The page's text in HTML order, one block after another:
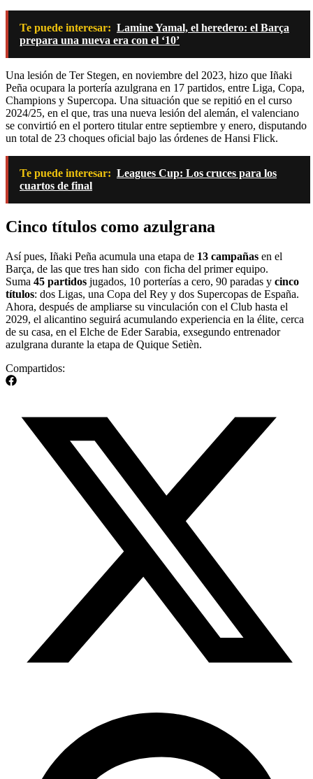
Te puede interesar: Lamine Yamal, el heredero: el Barça
prepara una nueva era con el ‘10’
Una lesión de Ter Stegen, en noviembre del 2023, hizo que Iñaki
Peña ocupara la portería azulgrana en 17 partidos, entre Liga, Copa,
Champions y Supercopa. Una situación que se repitió en el curso
2024/25, en el que, tras una nueva lesión del alemán, el valenciano
se convirtió en el portero titular entre septiembre y enero, disputando
un total de 23 choques oficial bajo las órdenes de Hansi Flick.
Te puede interesar: Leagues Cup: Los cruces para los
cuartos de final
Cinco títulos como azulgrana
Así pues, Iñaki Peña acumula una etapa de 13 campañas en el
Barça, de las que tres han sido con ficha del primer equipo.
Suma 45 partidos jugados, 10 porterías a cero, 90 paradas y cinco
títulos: dos Ligas, una Copa del Rey y dos Supercopas de España.
Ahora, después de ampliarse su vinculación con el Club hasta el
2029, el alicantino seguirá acumulando experiencia en la élite, cerca
de su casa, en el Elche de Eder Sarabia, exsegundo entrenador
azulgrana durante la etapa de Quique Setièn.
Compartidos: